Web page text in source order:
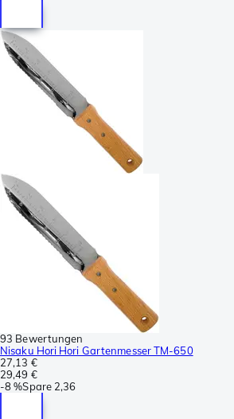
93 Bewertungen
Nisaku Hori Hori Gartenmesser TM-650
27,13 €
29,49 €
-8 %Spare 2,36